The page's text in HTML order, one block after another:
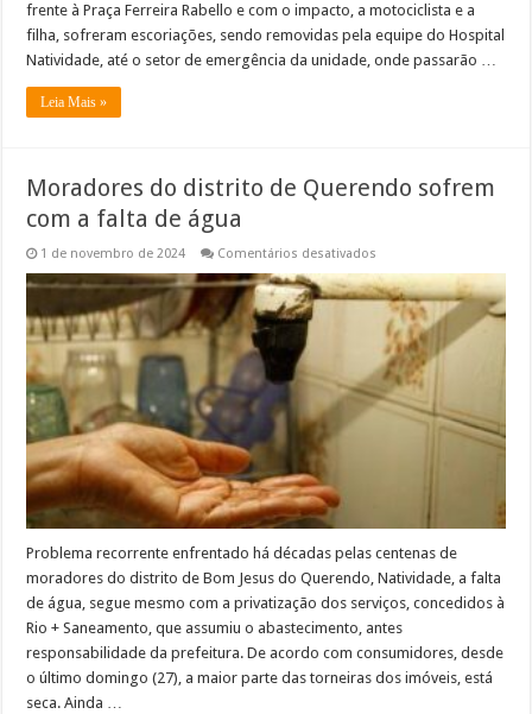
frente à Praça Ferreira Rabello e com o impacto, a motociclista e a
filha, sofreram escoriações, sendo removidas pela equipe do Hospital
Natividade, até o setor de emergência da unidade, onde passarão …
Leia Mais »
Moradores do distrito de Querendo sofrem
com a falta de água
1 de novembro de 2024 Comentários desativados
do
distrito
de
Querendo
sofrem
com
a
falta
de
Problema recorrente enfrentado há décadas pelas centenas de
moradores do distrito de Bom Jesus do Querendo, Natividade, a falta
de água, segue mesmo com a privatização dos serviços, concedidos à
Rio + Saneamento, que assumiu o abastecimento, antes
responsabilidade da prefeitura. De acordo com consumidores, desde
o último domingo (27), a maior parte das torneiras dos imóveis, está
seca. Ainda …